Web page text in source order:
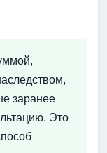
заранее
Это